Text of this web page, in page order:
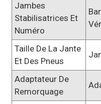
Jambes
Stabilisatrices Et
Numéro
Taille De La Jante
Et Des Pneus
Adaptateur De
Remorquage